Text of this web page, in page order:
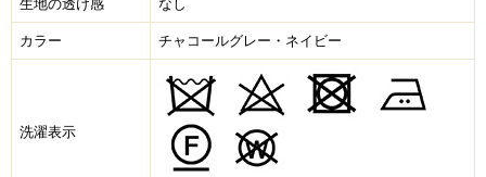
生地の透け感 なし
カラー チャコールグレー・ネイビー
洗濯表示